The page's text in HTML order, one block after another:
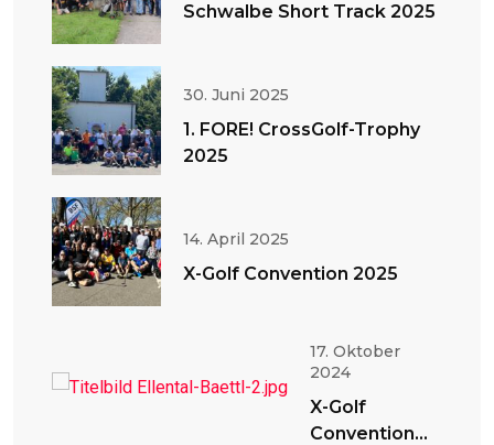
Schwalbe Short Track 2025
30. Juni 2025
1. FORE! CrossGolf-Trophy
2025
14. April 2025
X-Golf Convention 2025
17. Oktober
2024
X-Golf
Convention